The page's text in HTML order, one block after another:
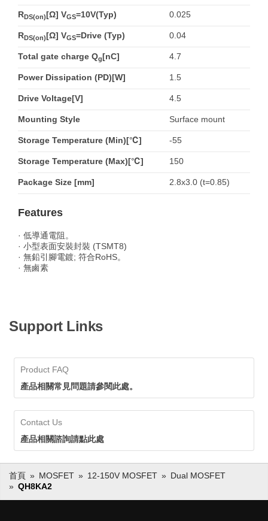
RDS(on)[Ω] VGS=10V(Typ) 0.025
RDS(on)[Ω] VGS=Drive (Typ) 0.04
Total gate charge Qg[nC] 4.7
Power Dissipation (PD)[W] 1.5
Drive Voltage[V] 4.5
Mounting Style Surface mount
Storage Temperature (Min)[℃] -55
Storage Temperature (Max)[℃] 150
Package Size [mm] 2.8x3.0 (t=0.85)
Features
· 低導通電阻。
· 小型表面安裝封裝 (TSMT8)
· 無鉛引腳電鍍; 符合RoHS。
· 無鹵素
Support Links
Product FAQ
產品相關常見問題請參閱此處。
Contact Us
產品相關諮詢請點此處
首頁 MOSFET 12-150V MOSFET
Dual MOSFET
QH8KA2